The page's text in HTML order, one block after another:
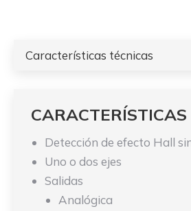
Características técnicas
CARACTERÍSTICAS
Detección de efecto Hall
Uno o dos ejes
Salidas
Analógica